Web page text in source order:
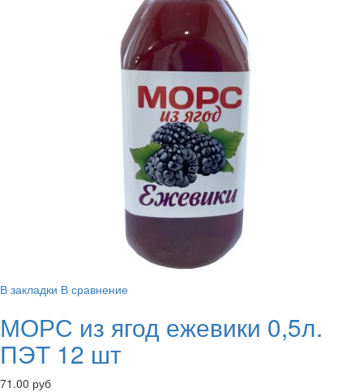
В закладки В сравнение
МОРС из ягод ежевики 0,5л.
ПЭТ 12 шт
71.00 руб